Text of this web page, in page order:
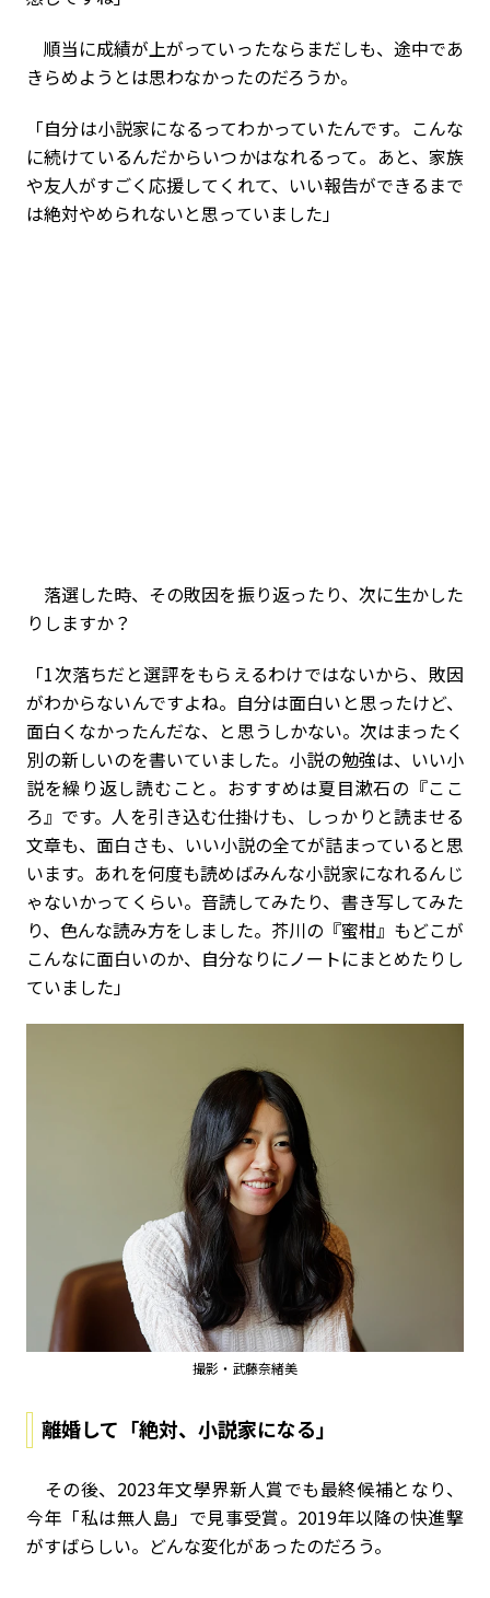
順当に成績が上がっていったならまだしも、途中であ
きらめようとは思わなかったのだろうか。
「自分は小説家になるってわかっていたんです。こんな
に続けているんだからいつかはなれるって。あと、家族
や友人がすごく応援してくれて、いい報告ができるまで
は絶対やめられないと思っていました」
落選した時、その敗因を振り返ったり、次に生かした
りしますか？
「1次落ちだと選評をもらえるわけではないから、敗因
がわからないんですよね。自分は面白いと思ったけど、
面白くなかったんだな、と思うしかない。次はまったく
別の新しいのを書いていました。小説の勉強は、いい小
説を繰り返し読むこと。おすすめは夏目漱石の『ここ
ろ』です。人を引き込む仕掛けも、しっかりと読ませる
文章も、面白さも、いい小説の全てが詰まっていると思
います。あれを何度も読めばみんな小説家になれるんじ
ゃないかってくらい。音読してみたり、書き写してみた
り、色んな読み方をしました。芥川の『蜜柑』もどこが
こんなに面白いのか、自分なりにノートにまとめたりし
ていました」
撮影・武藤奈緒美
離婚して「絶対、小説家になる」
その後、2023年文學界新人賞でも最終候補となり、
今年「私は無人島」で見事受賞。2019年以降の快進撃
がすばらしい。どんな変化があったのだろう。